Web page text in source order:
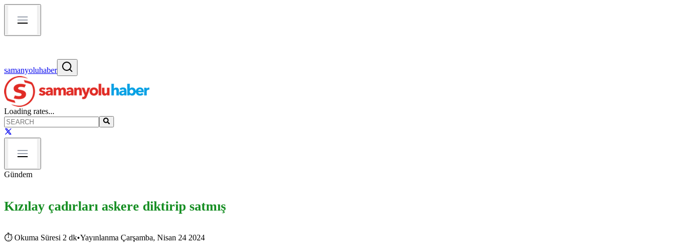
samanyoluhaber
Loading rates...
Gündem
Kızılay çadırları askere diktirip satmış
⏱ Okuma Süresi 2 dk•Yayınlanma Çarşamba, Nisan 24 2024